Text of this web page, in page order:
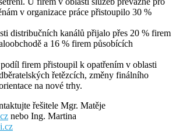
v organizace práce přistoupilo 30 %
distribučních kanálů přijalo přes 20 % firem
a 16 % firem působících
firem přistoupil k opatřením v oblasti
řetězcích, změny finálního
na nové trhy.
řešitele Mgr. Matěje
nebo Ing. Martina